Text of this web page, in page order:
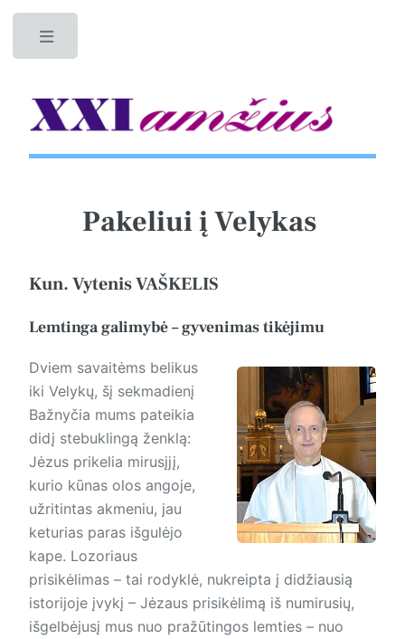
Pakeliui į Velykas
Kun. Vytenis VAŠKELIS
Lemtinga galimybė – gyvenimas tikėjimu
Dviem savaitėms belikus
iki Velykų, šį sekmadienį
Bažnyčia mums pateikia
didį stebuklingą ženklą:
Jėzus prikelia mirusįjį,
kurio kūnas olos angoje,
užritintas akmeniu, jau
keturias paras išgulėjo
kape. Lozoriaus
prisikėlimas – tai rodyklė, nukreipta į didžiausią
istorijoje įvykį – Jėzaus prisikėlimą iš numirusių,
išgelbėjusį mus nuo pražūtingos lemties – nuo